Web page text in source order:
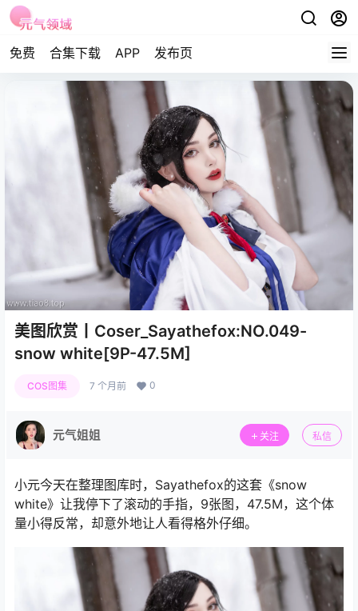
免费 合集下载 APP 发布页
美图欣赏丨Coser_Sayathefox:NO.049-
snow white[9P-47.5M]
COS图集 7 个月前 0
元气姐姐 关注 私信
小元今天在整理图库时，Sayathefox的这套《snow
white》让我停下了滚动的手指，9张图，47.5M，这个体
量小得反常，却意外地让人看得格外仔细。